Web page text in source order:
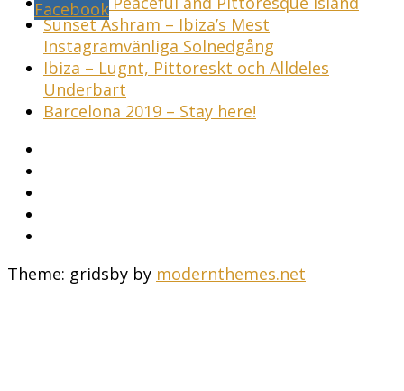
Sunset Ashram – Ibiza’s Mest
Instagramvänliga Solnedgång
Ibiza – Lugnt, Pittoreskt och Alldeles
Underbart
Barcelona 2019 – Stay here!
Theme: gridsby by modernthemes.net